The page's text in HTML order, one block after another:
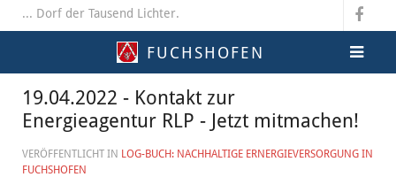
... Dorf der Tausend Lichter.
FUCHSHOFEN
19.04.2022 - Kontakt zur
Energieagentur RLP - Jetzt mitmachen!
VERÖFFENTLICHT IN LOG-BUCH: NACHHALTIGE ERNERGIEVERSORGUNG IN
FUCHSHOFEN